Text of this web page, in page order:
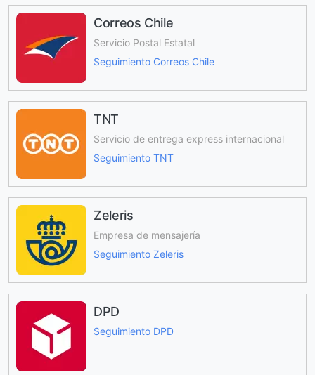
Correos Chile
Servicio Postal Estatal
Seguimiento Correos Chile
TNT
Servicio de entrega express internacional
Seguimiento TNT
Zeleris
Empresa de mensajería
Seguimiento Zeleris
DPD
Seguimiento DPD